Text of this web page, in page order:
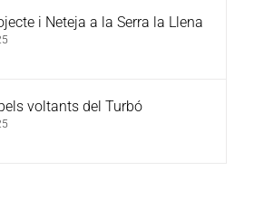
i Neteja a la Serra la Llena
voltants del Turbó